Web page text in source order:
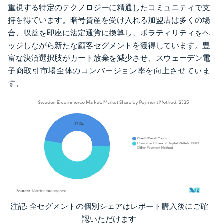
重視する特定のテクノロジーに精通したコミュニティで支
持を得ています。暗号資産を受け入れる加盟店は多くの場
合、収益を即座に法定通貨に換算し、ボラティリティをヘ
ッジしながら新たな顧客セグメントを獲得しています。豊
富な決済選択肢がカート放棄を減少させ、スウェーデン電
子商取引市場全体のコンバージョン率を向上させていま
す。
画像 © Mordor Intelligence。再利用にはCC BY 4.0の表示が必要です。
注記: 全セグメントの個別シェアはレポート購入後にご確
認いただけます